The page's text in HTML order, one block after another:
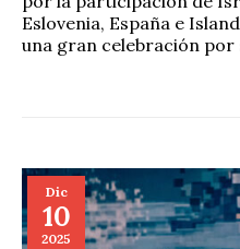
Eslovenia, España e
una gran celebración por
Dic
10
2025